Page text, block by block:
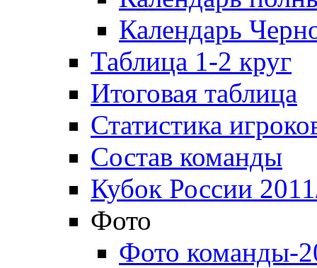
Календарь
Таблица 1-2 круг
Итоговая таблица
Статистика
Состав команды
Кубок России
Фото
Фото команды-